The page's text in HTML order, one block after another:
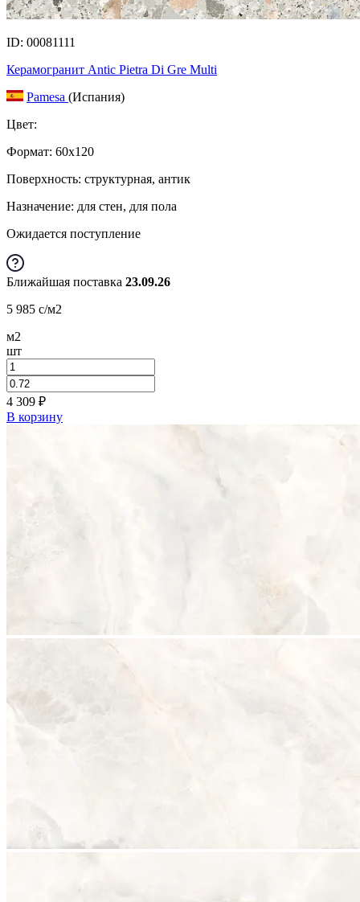
ID: 00081111
Керамогранит Antic Pietra Di Gre Multi
Pamesa (Испания)
Цвет:
Формат: 60x120
Поверхность: структурная, антик
Назначение: для стен, для пола
Ожидается поступление
Ближайшая поставка 23.09.26
5 985 c/м2
м2
шт
4 309 ₽
В корзину